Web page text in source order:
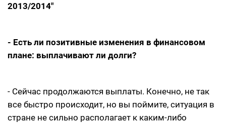
2013/2014"
- Есть ли позитивные изменения в финансовом
плане: выплачивают ли долги?
- Сейчас продолжаются выплаты. Конечно, не так
все быстро происходит, но вы поймите, ситуация в
стране не сильно располагает к каким-либо